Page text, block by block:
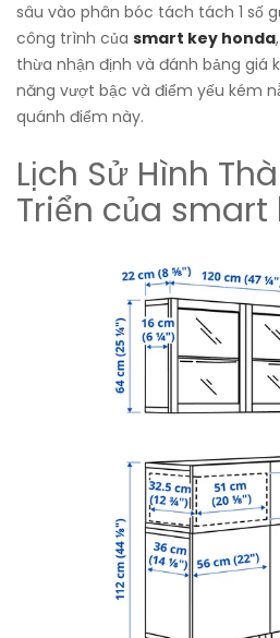
sâu vào phân bóc tách tách 1 số
công trình của smart key honda
thừa nhận định và đánh bảng giá
năng vượt bậc và điểm yếu kém
quánh điểm này.
Lịch Sử Hình
Triển của smart